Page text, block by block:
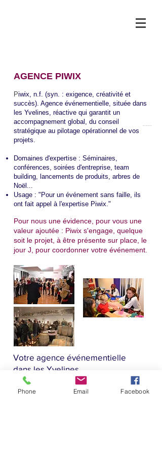
AGENCE PIWIX
Piwix, n.f. (syn. : exigence, créativité et
succès). Agence événementielle, située dans
les Yvelines, réactive qui garantit un
accompagnement global, du conseil
stratégique au pilotage opérationnel de vos
projets.
Domaines d'expertise : Séminaires,
conférences, soirées d'entreprise, team
building, lancements de produits, arbres de
Noël...
Usage : "Pour un événement sans faille, ils
ont fait appel à l'expertise Piwix."
Pour nous une évidence, pour vous une
valeur ajoutée : Piwix s'engage, quelque
soit le projet, à être présente sur place, le
jour J, pour coordonner votre événement.
Votre agence événementielle
dans les Yvelines
Phone Email Facebook